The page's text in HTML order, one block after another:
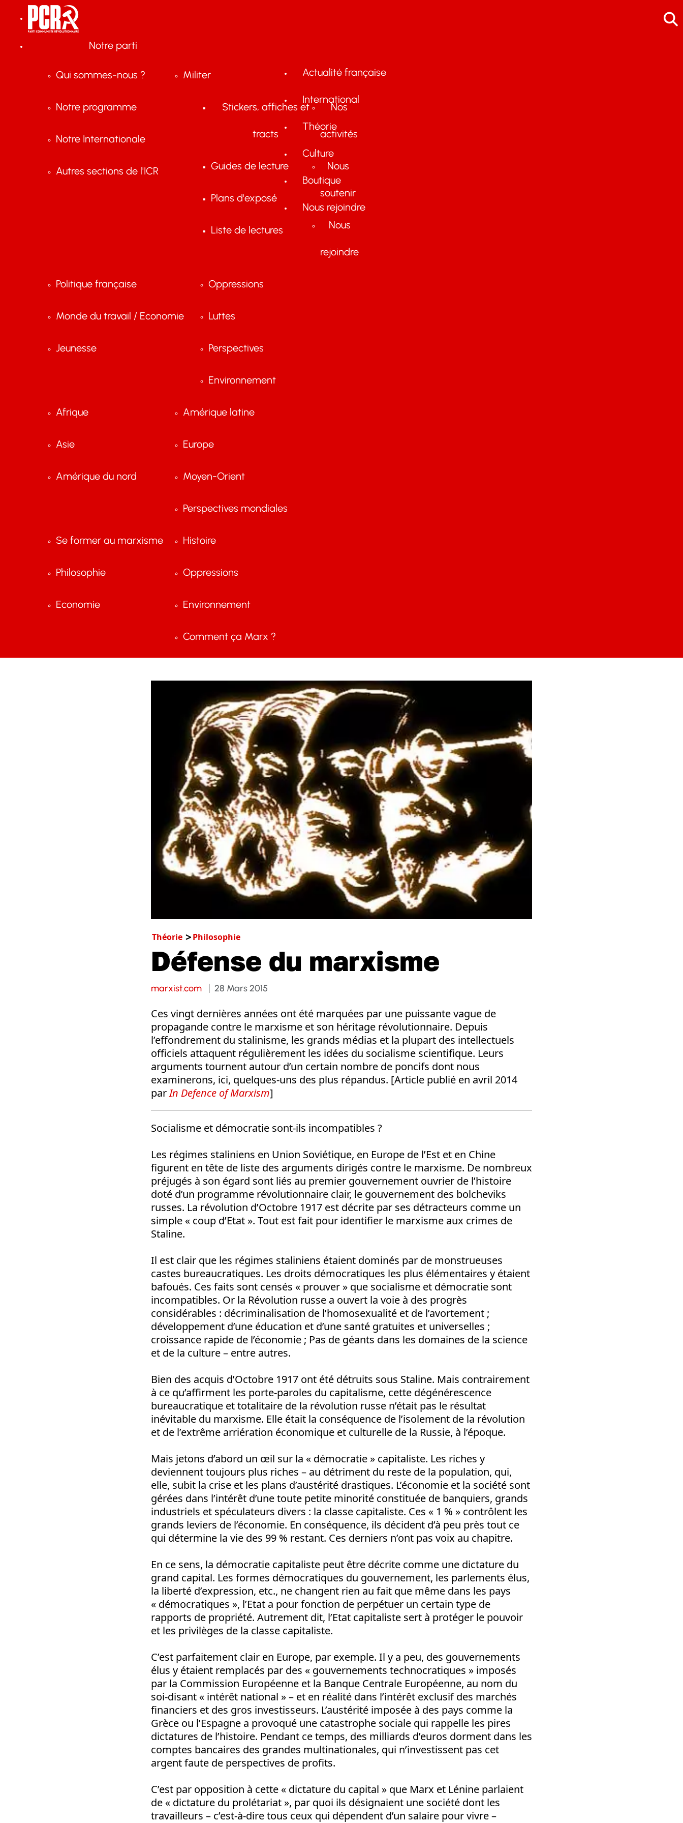
Notre parti
Qui sommes-nous ?
Notre programme
Notre Internationale
Autres sections de l'ICR
Militer
Stickers, affiches et
tracts
Guides de lecture
Plans d'exposé
Liste de lectures
Nos
activités
Nous
soutenir
Nous
rejoindre
Actualité française
Politique française
Monde du travail / Economie
Jeunesse
Oppressions
Luttes
Perspectives
Environnement
International
Afrique
Asie
Amérique du nord
Amérique latine
Europe
Moyen-Orient
Perspectives mondiales
Théorie
Se former au marxisme
Philosophie
Economie
Histoire
Oppressions
Environnement
Comment ça Marx ?
Culture
Boutique
Nous rejoindre
Théorie Philosophie
Défense du marxisme
marxist.com 28 Mars 2015
Ces vingt dernières années ont été marquées par une puissante vague de
propagande contre le marxisme et son héritage révolutionnaire. Depuis
l’effondrement du stalinisme, les grands médias et la plupart des intellectuels
officiels attaquent régulièrement les idées du socialisme scientifique. Leurs
arguments tournent autour d’un certain nombre de poncifs dont nous
examinerons, ici, quelques-uns des plus répandus. [Article publié en avril 2014
parIn Defence of Marxism]
Socialisme et démocratie sont-ils incompatibles ?
Les régimes staliniens en Union Soviétique, en Europe de l’Est et en Chine
figurent en tête de liste des arguments dirigés contre le marxisme. De nombreux
préjugés à son égard sont liés au premier gouvernement ouvrier de l’histoire
doté d’un programme révolutionnaire clair, le gouvernement des bolcheviks
russes. La révolution d’Octobre 1917 est décrite par ses détracteurs comme un
simple « coup d’Etat ». Tout est fait pour identifier le marxisme aux crimes de
Staline.
Il est clair que les régimes staliniens étaient dominés par de monstrueuses
castes bureaucratiques. Les droits démocratiques les plus élémentaires y étaient
bafoués. Ces faits sont censés « prouver » que socialisme et démocratie sont
incompatibles. Or la Révolution russe a ouvert la voie à des progrès
considérables : décriminalisation de l’homosexualité et de l’avortement ;
développement d’une éducation et d’une santé gratuites et universelles ;
croissance rapide de l’économie ; Pas de géants dans les domaines de la science
et de la culture – entre autres.
Bien des acquis d’Octobre 1917 ont été détruits sous Staline. Mais contrairement
à ce qu’affirment les porte-paroles du capitalisme, cette dégénérescence
bureaucratique et totalitaire de la révolution russe n’était pas le résultat
inévitable du marxisme. Elle était la conséquence de l’isolement de la révolution
et de l’extrême arriération économique et culturelle de la Russie, à l’époque.
Mais jetons d’abord un œil sur la « démocratie » capitaliste. Les riches y
deviennent toujours plus riches – au détriment du reste de la population, qui,
elle, subit la crise et les plans d’austérité drastiques. L’économie et la société sont
gérées dans l’intérêt d’une toute petite minorité constituée de banquiers, grands
industriels et spéculateurs divers : la classe capitaliste. Ces « 1 % » contrôlent les
grands leviers de l’économie. En conséquence, ils décident d’à peu près tout ce
qui détermine la vie des 99 % restant. Ces derniers n’ont pas voix au chapitre.
En ce sens, la démocratie capitaliste peut être décrite comme une dictature du
grand capital. Les formes démocratiques du gouvernement, les parlements élus,
la liberté d’expression, etc., ne changent rien au fait que même dans les pays
« démocratiques », l’Etat a pour fonction de perpétuer un certain type de
rapports de propriété. Autrement dit, l’Etat capitaliste sert à protéger le pouvoir
et les privilèges de la classe capitaliste.
C’est parfaitement clair en Europe, par exemple. Il y a peu, des gouvernements
élus y étaient remplacés par des « gouvernements technocratiques » imposés
par la Commission Européenne et la Banque Centrale Européenne, au nom du
soi-disant « intérêt national » – et en réalité dans l’intérêt exclusif des marchés
financiers et des gros investisseurs. L’austérité imposée à des pays comme la
Grèce ou l’Espagne a provoqué une catastrophe sociale qui rappelle les pires
dictatures de l’histoire. Pendant ce temps, des milliards d’euros dorment dans les
comptes bancaires des grandes multinationales, qui n’investissent pas cet
argent faute de perspectives de profits.
C’est par opposition à cette « dictature du capital » que Marx et Lénine parlaient
de « dictature du prolétariat », par quoi ils désignaient une société dont les
travailleurs – c’est-à-dire tous ceux qui dépendent d’un salaire pour vivre –